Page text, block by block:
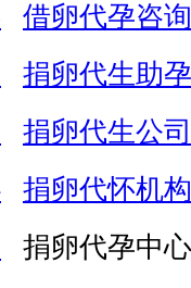
借卵代孕咨询
捐卵代生助孕
捐卵代生公司
捐卵代怀机构
捐卵代孕中心